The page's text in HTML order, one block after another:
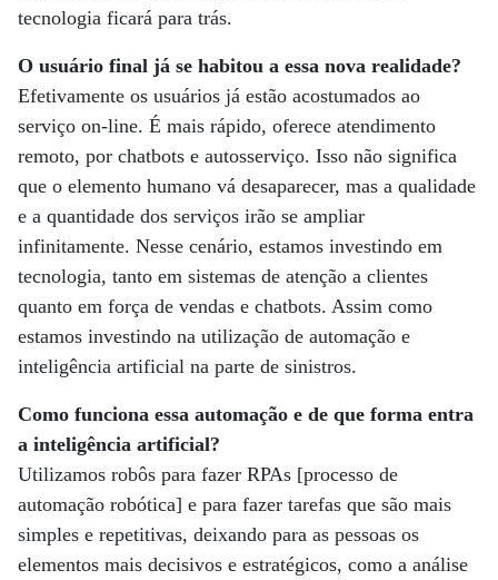
tecnologia ficará para trás.
O usuário final já se habitou a essa nova realidade?
Efetivamente os usuários já estão acostumados ao
serviço on-line. É mais rápido, oferece atendimento
remoto, por chatbots e autosserviço. Isso não significa
que o elemento humano vá desaparecer, mas a qualidade
e a quantidade dos serviços irão se ampliar
infinitamente. Nesse cenário, estamos investindo em
tecnologia, tanto em sistemas de atenção a clientes
quanto em força de vendas e chatbots. Assim como
estamos investindo na utilização de automação e
inteligência artificial na parte de sinistros.
Como funciona essa automação e de que forma entra
a inteligência artificial?
Utilizamos robôs para fazer RPAs [processo de
automação robótica] e para fazer tarefas que são mais
simples e repetitivas, deixando para as pessoas os
elementos mais decisivos e estratégicos, como a análise